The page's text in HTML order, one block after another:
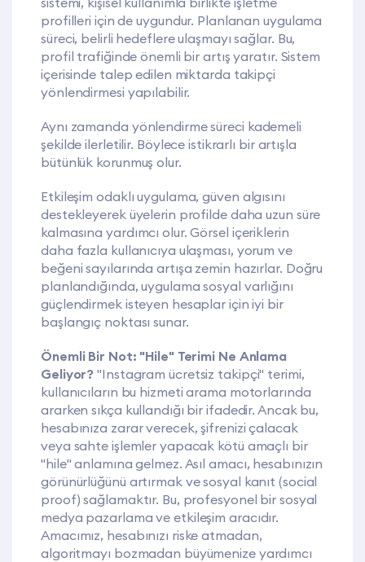
profilleri için de uygundur. Planlanan uygulama
süreci, belirli hedeflere ulaşmayı sağlar. Bu,
profil trafiğinde önemli bir artış yaratır. Sistem
içerisinde talep edilen miktarda takipçi
yönlendirmesi yapılabilir.
Aynı zamanda yönlendirme süreci kademeli
şekilde ilerletilir. Böylece istikrarlı bir artışla
bütünlük korunmuş olur.
Etkileşim odaklı uygulama, güven algısını
destekleyerek üyelerin profilde daha uzun süre
kalmasına yardımcı olur. Görsel içeriklerin
daha fazla kullanıcıya ulaşması, yorum ve
beğeni sayılarında artışa zemin hazırlar. Doğru
planlandığında, uygulama sosyal varlığını
güçlendirmek isteyen hesaplar için iyi bir
başlangıç noktası sunar.
Önemli Bir Not: "Hile" Terimi Ne Anlama
Geliyor?"Instagram ücretsiz takipçi" terimi,
kullanıcıların bu hizmeti arama motorlarında
ararken sıkça kullandığı bir ifadedir. Ancak bu,
hesabınıza zarar verecek, şifrenizi çalacak
veya sahte işlemler yapacak kötü amaçlı bir
"hile" anlamına gelmez. Asıl amacı, hesabınızın
görünürlüğünü artırmak ve sosyal kanıt (social
proof) sağlamaktır. Bu, profesyonel bir sosyal
medya pazarlama ve etkileşim aracıdır.
Amacımız, hesabınızı riske atmadan,
algoritmayı bozmadan büyümenize yardımcı